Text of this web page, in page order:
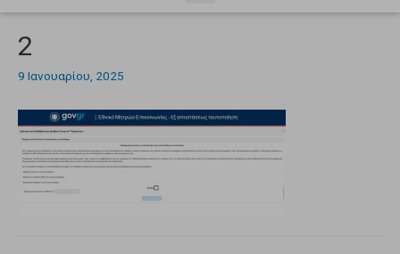
2
9 Ιανουαρίου, 2025